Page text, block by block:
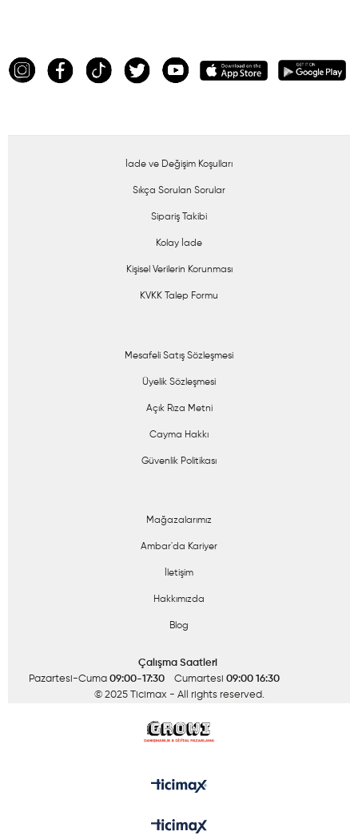
İade ve Değişim Koşulları
Sıkça Sorulan Sorular
Sipariş Takibi
Kolay İade
Kişisel Verilerin Korunması
KVKK Talep Formu
Mesafeli Satış Sözleşmesi
Üyelik Sözleşmesi
Açık Rıza Metni
Cayma Hakkı
Güvenlik Politikası
Mağazalarımız
Ambar'da Kariyer
İletişim
Hakkımızda
Blog
Çalışma Saatleri
Pazartesi-Cuma 09:00-17:30 Cumartesi 09:00 16:30
© 2025 Ticimax - All rights reserved.